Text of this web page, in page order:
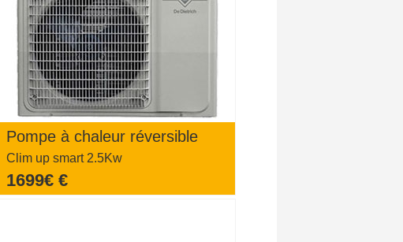
Pompe à chaleur réversible
Clim up smart 2.5Kw
1699€ €